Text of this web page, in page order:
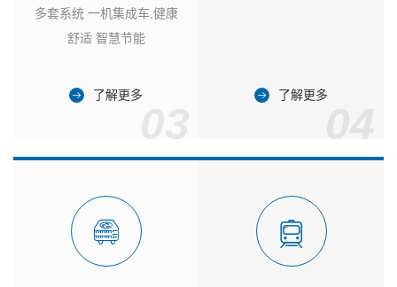
多套系统 一机集成车,健康
舒适 智慧节能
了解更多 了解更多